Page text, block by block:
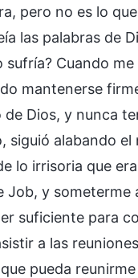
pero no es lo
las palabras de
sufría? Cuando
mantenerse
Dios, y nunca
siguió alabando el
lo irrisoria que
Job, y
suficiente para
a las
pueda